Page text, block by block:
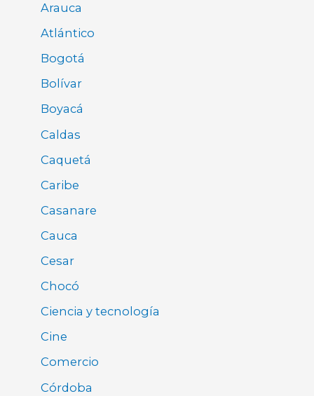
Arauca
Atlántico
Bogotá
Bolívar
Boyacá
Caldas
Caquetá
Caribe
Casanare
Cauca
Cesar
Chocó
Ciencia y tecnología
Cine
Comercio
Córdoba